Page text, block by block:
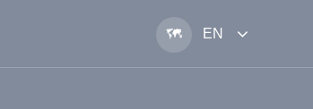
 EN